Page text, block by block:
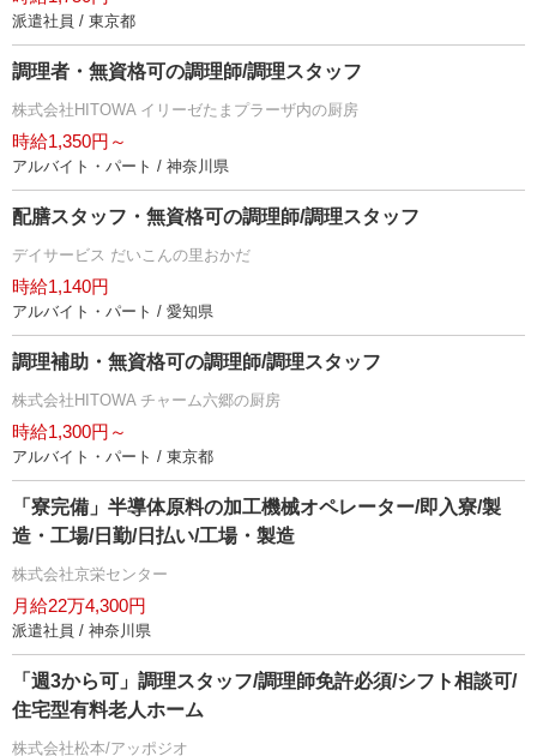
派遣社員 / 東京都
調理者・無資格可の調理師/調理スタッフ
株式会社HITOWA イリーゼたまプラーザ内の厨房
時給1,350円～
アルバイト・パート / 神奈川県
配膳スタッフ・無資格可の調理師/調理スタッフ
デイサービス だいこんの里おかだ
時給1,140円
アルバイト・パート / 愛知県
調理補助・無資格可の調理師/調理スタッフ
株式会社HITOWA チャーム六郷の厨房
時給1,300円～
アルバイト・パート / 東京都
「寮完備」半導体原料の加工機械オペレーター/即入寮/製
造・工場/日勤/日払い/工場・製造
株式会社京栄センター
月給22万4,300円
派遣社員 / 神奈川県
「週3から可」調理スタッフ/調理師免許必須/シフト相談可/
住宅型有料老人ホーム
株式会社松本/アッポジオ